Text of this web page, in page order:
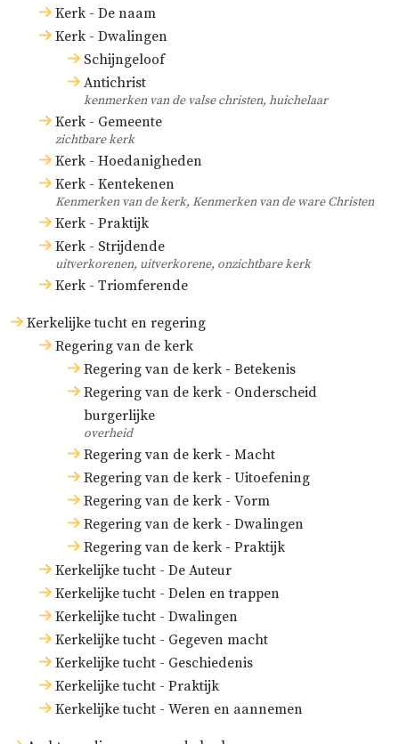
Kerk - De naam
Kerk - Dwalingen
Schijngeloof
Antichrist
kenmerken van de valse christen, huichelaar
Kerk - Gemeente
zichtbare kerk
Kerk - Hoedanigheden
Kerk - Kentekenen
Kenmerken van de kerk, Kenmerken van de ware Christen
Kerk - Praktijk
Kerk - Strijdende
uitverkorenen, uitverkorene, onzichtbare kerk
Kerk - Triomferende
Kerkelijke tucht en regering
Regering van de kerk
Regering van de kerk - Betekenis
Regering van de kerk - Onderscheid
burgerlijke
overheid
Regering van de kerk - Macht
Regering van de kerk - Uitoefening
Regering van de kerk - Vorm
Regering van de kerk - Dwalingen
Regering van de kerk - Praktijk
Kerkelijke tucht - De Auteur
Kerkelijke tucht - Delen en trappen
Kerkelijke tucht - Dwalingen
Kerkelijke tucht - Gegeven macht
Kerkelijke tucht - Geschiedenis
Kerkelijke tucht - Praktijk
Kerkelijke tucht - Weren en aannemen